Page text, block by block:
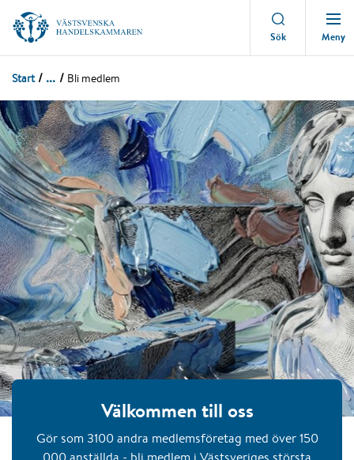
Sök Meny
Start ... Bli medlem
Välkommen till oss
Gör som 3100 andra medlemsföretag med över 150